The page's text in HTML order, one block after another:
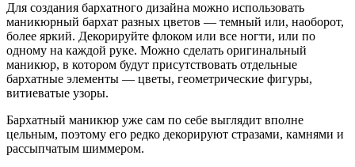
Для создания бархатного дизайна можно использовать
маникюрный бархат разных цветов — темный или, наоборот,
более яркий. Декорируйте флоком или все ногти, или по
одному на каждой руке. Можно сделать оригинальный
маникюр, в котором будут присутствовать отдельные
бархатные элементы — цветы, геометрические фигуры,
витиеватые узоры.
Бархатный маникюр уже сам по себе выглядит вполне
цельным, поэтому его редко декорируют стразами, камнями и
рассыпчатым шиммером.